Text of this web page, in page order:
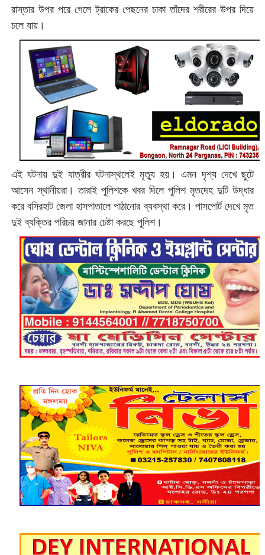
রাস্তার উপর পরে গেলে ট্রাকের পেছনের চাকা তাঁদের শরীরের উপর দিয়ে
চলে যায়।
এই ঘটনায় দুই যাত্রীর ঘটনাস্থলেই মৃত্যু হয়। এমন দৃশ্য দেখে ছুটে
আসেন স্থানীয়রা। তারাই পুলিশকে খবর দিলে পুলিশ মৃতদেহ দুটি উদ্ধার
করে বসিরহাট জেলা হাসপাতালে পাঠানোর ব্যবস্থা করে। পাসপোর্ট দেখে মৃত
দুই ব্যক্তির পরিচয় জানার চেষ্টা করছে পুলিশ।